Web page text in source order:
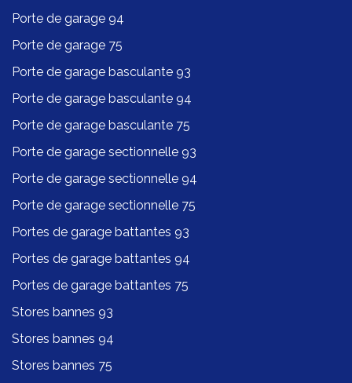
Porte de garage 94
Porte de garage 75
Porte de garage basculante 93
Porte de garage basculante 94
Porte de garage basculante 75
Porte de garage sectionnelle 93
Porte de garage sectionnelle 94
Porte de garage sectionnelle 75
Portes de garage battantes 93
Portes de garage battantes 94
Portes de garage battantes 75
Stores bannes 93
Stores bannes 94
Stores bannes 75